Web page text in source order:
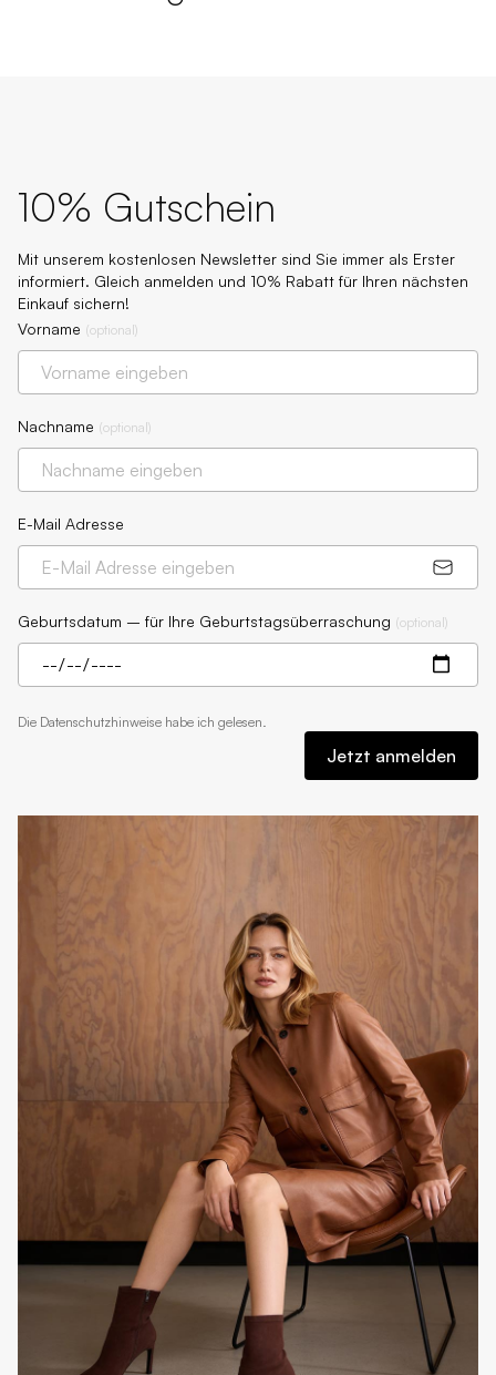
10% Gutschein
Mit unserem kostenlosen Newsletter sind Sie immer als Erster
informiert. Gleich anmelden und 10% Rabatt für Ihren nächsten
Einkauf sichern!
Vorname (optional)
Nachname (optional)
E-Mail Adresse
Geburtsdatum – für Ihre Geburtstagsüberraschung (optional)
Die Datenschutzhinweise habe ich gelesen.
Jetzt anmelden